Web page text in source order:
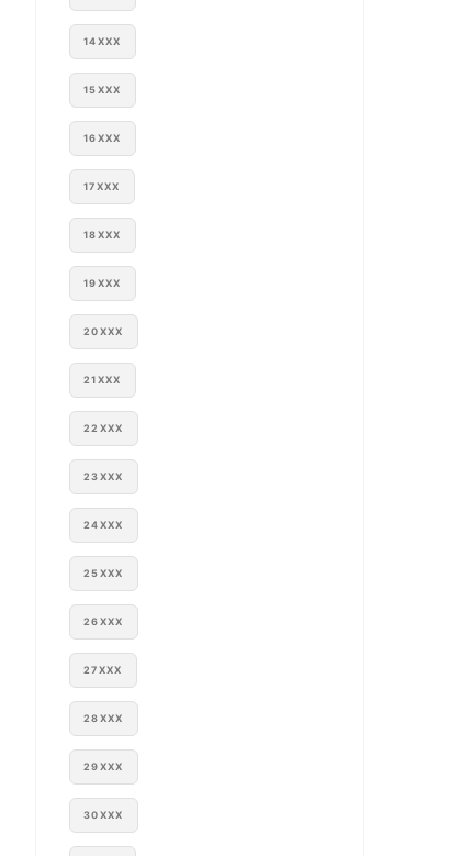
14XXX
15XXX
16XXX
17XXX
18XXX
19XXX
20XXX
21XXX
22XXX
23XXX
24XXX
25XXX
26XXX
27XXX
28XXX
29XXX
30XXX